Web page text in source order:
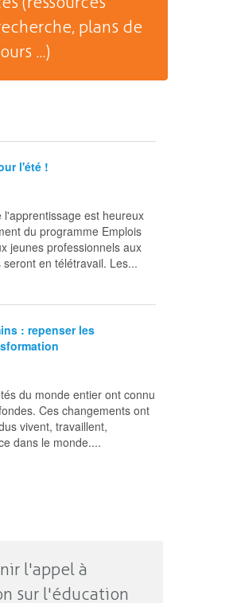
plans de
...)
l'été !
est heureux
du programme Emplois
jeunes professionnels aux
en télétravail. Les...
: repenser les
du monde entier ont connu
Ces changements ont
vivent, travaillent,
dans le monde....
l'appel à
sur l'éducation